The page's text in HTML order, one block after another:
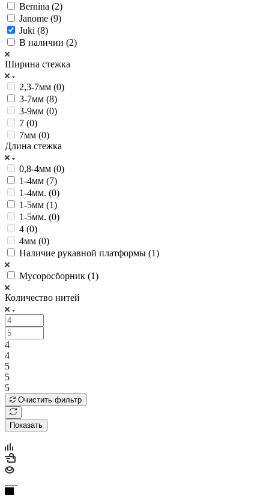
Bernina (2)
Janome (9)
Juki (8)
В наличии (2)
Ширина стежка
2,3-7мм (0)
3-7мм (8)
3-9мм (0)
7 (0)
7мм (0)
Длина стежка
0,8-4мм (0)
1-4мм (7)
1-4мм. (0)
1-5мм (1)
1-5мм. (0)
4 (0)
4мм (0)
Наличие рукавной платформы (1)
Мусоросборник (1)
Количество нитей
4
4
5
5
5
Очистить фильтр
Показать